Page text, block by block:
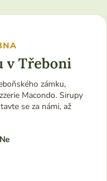
v Třeboni
zámku,
Macondo. Sirupy
se za námi, až